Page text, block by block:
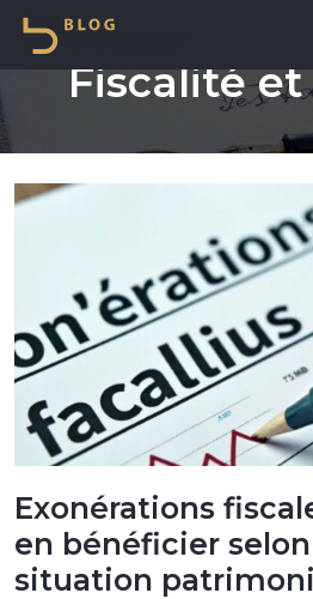
Fiscalité
Exonérations
en bénéficier
situation